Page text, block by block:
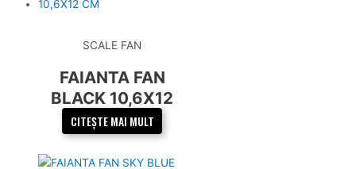
SCALE FAN
FAIANTA FAN
BLACK 10,6X12
CM
CITEȘTE MAI MULT